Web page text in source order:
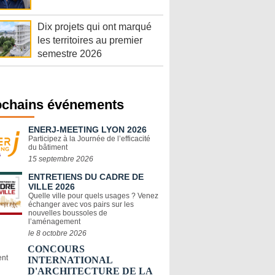
Dix projets qui ont marqué
les territoires au premier
semestre 2026
événements
ENERJ-MEETING LYON 2026
Participez à la Journée de l’efficacité
du bâtiment
15 septembre 2026
ENTRETIENS DU CADRE DE
VILLE 2026
Quelle ville pour quels usages ? Venez
échanger avec vos pairs sur les
nouvelles boussoles de
l’aménagement
le 8 octobre 2026
CONCOURS
INTERNATIONAL
D'ARCHITECTURE DE LA